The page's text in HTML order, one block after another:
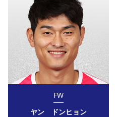
FW
ヤン ドンヒョン